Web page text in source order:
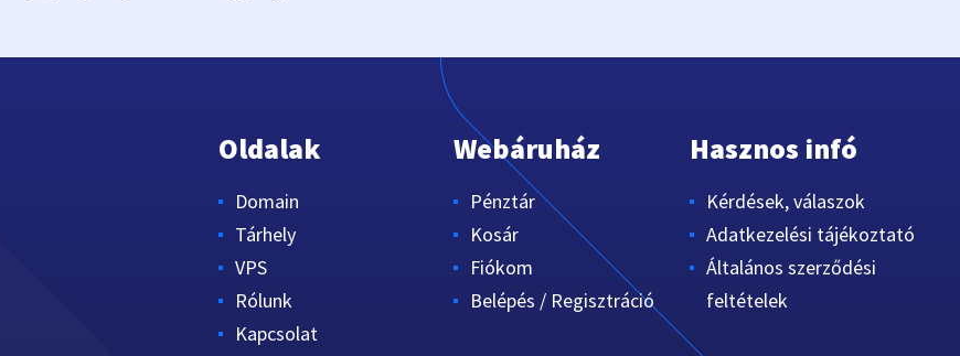
Oldalak
Domain
Tárhely
VPS
Rólunk
Kapcsolat
Webáruház
Pénztár
Kosár
Fiókom
Belépés / Regisztráció
Hasznos infó
Kérdések, válaszok
Adatkezelési tájékoztató
Általános szerződési
feltételek